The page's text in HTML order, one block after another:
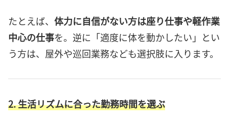
たとえば、 体力に自信がない方は座り仕事や軽作業
中心の仕事を。逆に「適度に体を動かしたい」とい
う方は、屋外や巡回業務なども選択肢に入ります。
2. 生活リズムに合った勤務時間を選ぶ